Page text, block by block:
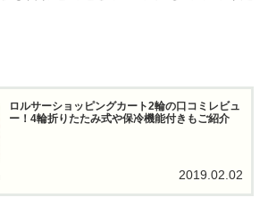
ロルサーショッピングカート2輪の口コミレビュ
ー！4輪折りたたみ式や保冷機能付きもご紹介
2019.02.02